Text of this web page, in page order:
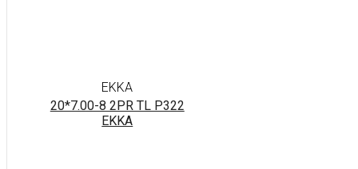
EKKA
20*7.00-8 2PR TL P322
EKKA